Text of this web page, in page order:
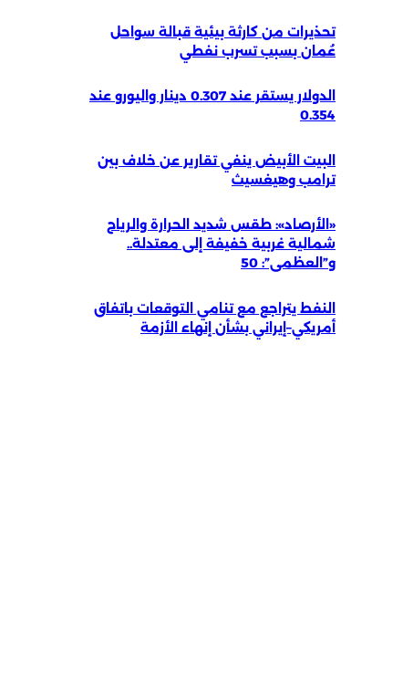
تحذيرات من كارثة بيئية قبالة سواحل
عُمان بسبب تسرب نفطي
الدولار يستقر عند 0.307 دينار واليورو عند
0.354
البيت الأبيض ينفي تقارير عن خلاف بين
ترامب وهيغسيث
«الأرصاد»: طقس شديد الحرارة والرياح
شمالية غربية خفيفة إلى معتدلة..
و”العظمى”: 50
النفط يتراجع مع تنامي التوقعات باتفاق
أمريكي–إيراني بشأن إنهاء الأزمة